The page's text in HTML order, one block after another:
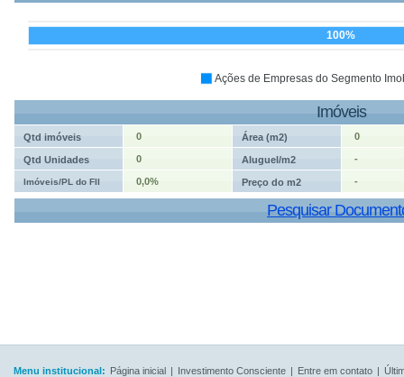
100%
Ações de Empresas do Segmento
Imóveis
Qtd imóveis 0 Área (m2) 0
Qtd Unidades 0 Aluguel/m2 -
Imóveis/PL do FII 0,0% Preço do m2 -
Pesquisar
Menu institucional: Página inicial | Investimento Consciente | Entre em contato |